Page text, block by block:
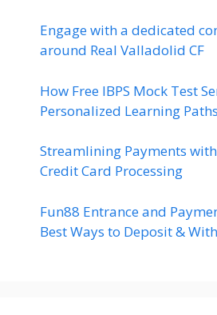
Engage with a dedicated
around Real Valladolid CF
How Free IBPS Mock Test
Personalized Learning Paths
Streamlining Payments
Credit Card Processing
Fun88 Entrance and
Best Ways to Deposit &